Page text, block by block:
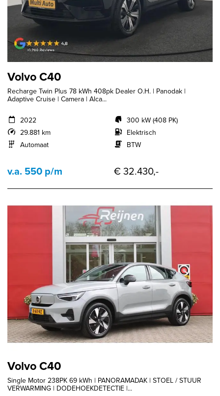
Volvo C40
Recharge Twin Plus 78 kWh 408pk Dealer O.H. | Panodak |
Adaptive Cruise | Camera | Alca...
2022
29.881 km
Automaat
300 kW (408 PK)
Elektrisch
BTW
v.a. 550 p/m € 32.430,-
Volvo C40
Single Motor 238PK 69 kWh | PANORAMADAK | STOEL / STUUR
VERWARMING | DODEHOEKDETECTIE |...